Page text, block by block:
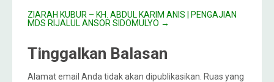
ZIARAH KUBUR – KH. ABDUL KARIM ANIS | PENGAJIAN
MDS RIJALUL ANSOR SIDOMULYO →
Tinggalkan Balasan
Alamat email Anda tidak akan dipublikasikan. Ruas yang